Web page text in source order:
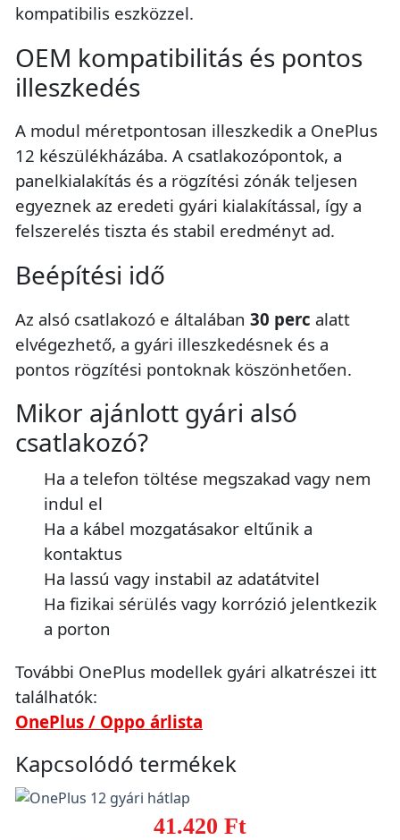
kompatibilis eszközzel.
OEM kompatibilitás és pontos
illeszkedés
A modul méretpontosan illeszkedik a OnePlus
12 készülékházába. A csatlakozópontok, a
panelkialakítás és a rögzítési zónák teljesen
egyeznek az eredeti gyári kialakítással, így a
felszerelés tiszta és stabil eredményt ad.
Beépítési idő
Az alsó csatlakozó e általában 30 perc alatt
elvégezhető, a gyári illeszkedésnek és a
pontos rögzítési pontoknak köszönhetően.
Mikor ajánlott gyári alsó
csatlakozó?
Ha a telefon töltése megszakad vagy nem
indul el
Ha a kábel mozgatásakor eltűnik a
kontaktus
Ha lassú vagy instabil az adatátvitel
Ha fizikai sérülés vagy korrózió jelentkezik
a porton
További OnePlus modellek gyári alkatrészei itt
találhatók:
OnePlus / Oppo árlista
Kapcsolódó termékek
41.420 Ft